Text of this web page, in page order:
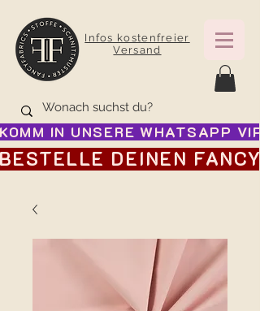
Infos kostenfreier
Versand
KOMM IN UNSERE WHATSAPP
BESTELLE DEINEN